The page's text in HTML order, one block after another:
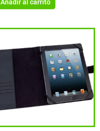
Añadir al carrito